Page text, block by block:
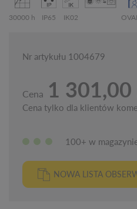
30000 h IP65 IK02
Nr artykułu 1004679
Cena 1 301,00
Cena tylko dla klientów
100+ w
NOWA LISTA